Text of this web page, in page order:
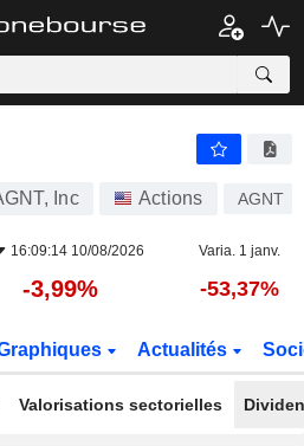
Inc Actions AGNT
16:09:14 10/08/2026 Varia. 1 janv.
-3,99% -53,37%
Actualités
Valorisations sectorielles